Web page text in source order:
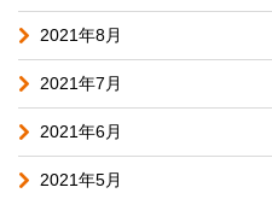
2021年8月
2021年7月
2021年6月
2021年5月